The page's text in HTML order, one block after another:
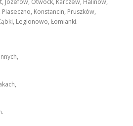
Konstancin, Pruszków,
Legionowo, Łomianki.